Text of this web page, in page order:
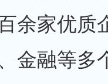
余家优质
金融等多